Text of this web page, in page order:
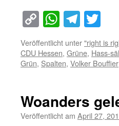
Copy
Link
WhatsApp
Veröffentlicht unter"right is
CDU Hessen, Grüne, Hass-
Grün, Spalten, Volker Bouffier
Woanders
Veröffentlicht am April 27,